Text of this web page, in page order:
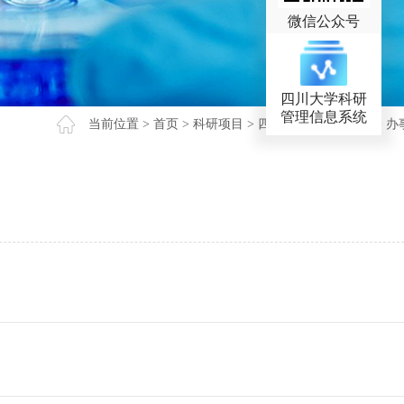
当前位置 > 首页 > 科研项目 > 四川省科技计划项目 办
微信公众号
四川大学科研
管理信息系统